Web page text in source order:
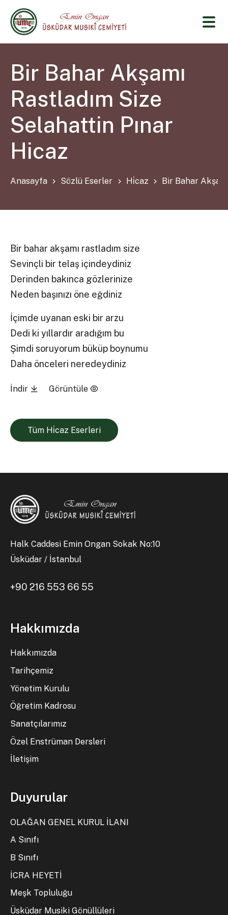
Bir Bahar Akşamı
Rastladım Size
Selahattin Pınar
Hicaz
Anasayfa Sözlü Eserler Hi̇caz Bir Bahar
Bir bahar akşamı rastladım size
Sevinçli bir telaş içindeydiniz
Derinden bakınca gözlerinize
Neden başınızı öne eğdiniz
İçimde uyanan eski bir arzu
Dedi ki yıllardır aradığım bu
Şimdi soruyorum büküp boynumu
Daha önceleri neredeydiniz
İndir Görüntüle
Tüm Hi̇caz Eserleri
Halk Caddesi Emin Ongan Sokak No:10
Üsküdar / İstanbul
+90 216 553 66 55
Hakkımızda
Hakkımızda
Tarihçemiz
Yönetim Kurulu
Öğretim Kadrosu
Sanatçılarımız
Özel Enstrüman Dersleri
İletişim
Duyurular
OLAĞAN GENEL KURUL İLANI
A Sınıfı
B Sınıfı
İCRA HEYETİ
Meşk Topluluğu
Üsküdar Musiki Gönüllüleri